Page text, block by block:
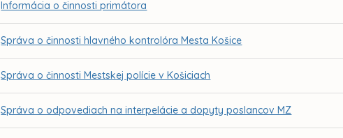
Informácia o činnosti primátora
Správa o činnosti hlavného kontrolóra Mesta Košice
Správa o činnosti Mestskej polície v Košiciach
Správa o odpovediach na interpelácie a dopyty poslancov MZ